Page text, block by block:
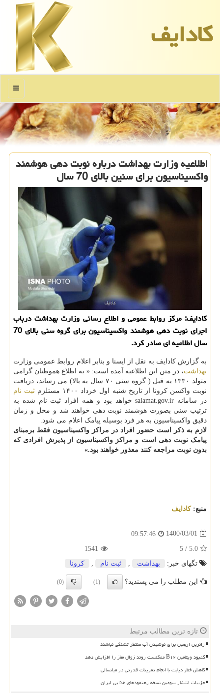
كادایف
منو
اطلاعیه وزارت بهداشت درباره نوبت دهی هوشمند
واكسیناسیون برای سنین بالای 70 سال
کادایف: مرکز روابط عمومی و اطلاع رسانی وزارت بهداشت درباب
اجرای نوبت دهی هوشمند واکسیناسیون برای گروه سنی بالای 70
سال اطلاعیه ای صادر کرد.
به گزارش کادایف به نقل از ایسنا و بنابر اعلام روابط عمومی وزارت
بهداشت، در متن این اطلاعیه آمده است: « به اطلاع هموطنان گرامی
متولد ۱۳۳۰ به قبل ( گروه سنی ۷۰ سال به بالا) می رساند، دریافت
نوبت واکسن کرونا از تاریخ شنبه اول خرداد ۱۴۰۰ مستلزم
ثبت نام
در سامانه salamat.gov.ir خواهد بود و همه افراد ثبت نام شده به
ترتیب سنی بصورت هوشمند نوبت دهی خواهند شد و محل و زمان
دقیق واکسیناسیون به هر فرد بوسیله پیامک اعلام می شود.
لازم به ذکر است حضور افراد در مراکز واکسیناسیون فقط برمبنای
پیامک نوبت دهی است و مراکز واکسیناسیون از پذیرش افرادی که
بدون نوبت مراجعه کنند معذور خواهند بود.»
منبع:كادایف
1400/03/01
09:57:46
5.0
/
5
1541
تگهای خبر:
بهداشت ثبت نام كرونا
این مطلب را می پسندید؟ (1)
(0)
تازه ترین مطالب مرتبط
زائرین اربعین برای نوشیدن آب منتظر تشنگی نباشند
کمبود ویتامین B۱۲ ممکنست روند زوال مغز را افزایش دهد
کاهش خطر دیابت با انجام تمرینات قدرتی در میانسالی
جزییات انتشار سومین نسخه رهنمودهای غذایی ایران